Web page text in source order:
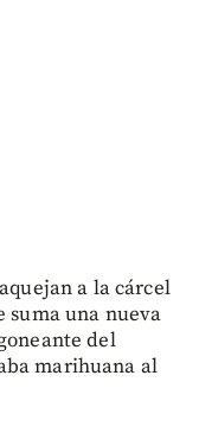
a la cárcel
suma una nueva
del
marihuana al